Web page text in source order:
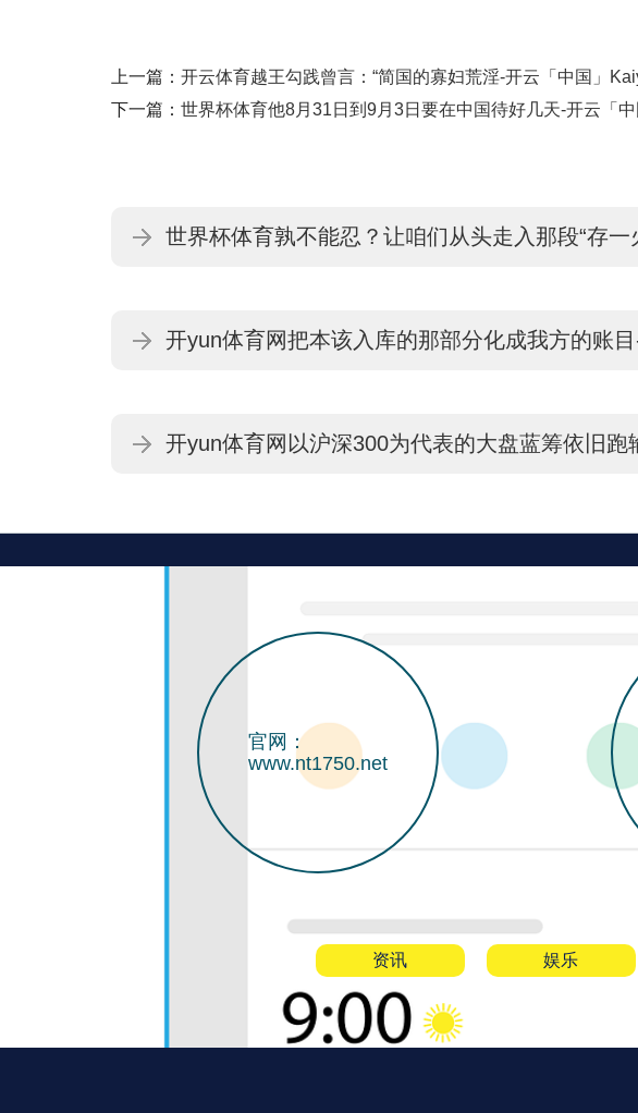
上一篇： 开云体育越王勾践曾言：“简国的寡妇荒淫-开云「中国」
下一篇： 世界杯体育他8月31日到9月3日要在中国待好几天-开云「
世界杯体育孰不能忍？让咱们从头走入那段“存一
开yun体育网把本该入库的那部分化成我方的账
开yun体育网以沪深300为代表的大盘蓝筹依旧跑
官网：
www.nt1750.net
资讯 娱乐